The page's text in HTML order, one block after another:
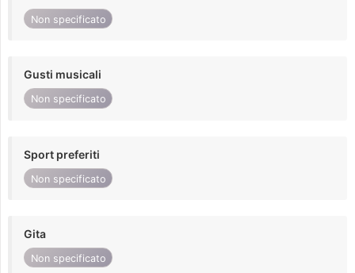
Non specificato
Gusti musicali
Non specificato
Sport preferiti
Non specificato
Gita
Non specificato